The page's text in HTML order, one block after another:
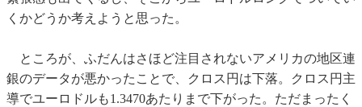
くかどうか考えようと思った。
ところが、ふだんはさほど注目されないアメリカの地区連
銀のデータが悪かったことで、クロス円は下落。クロス円主
導でユーロドルも1.3470あたりまで下がった。ただまったく